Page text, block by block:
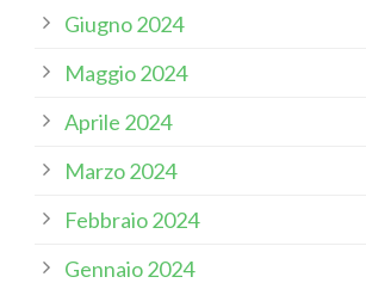
Giugno 2024
Maggio 2024
Aprile 2024
Marzo 2024
Febbraio 2024
Gennaio 2024